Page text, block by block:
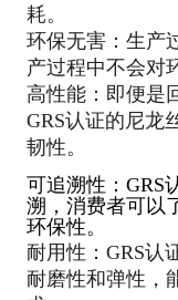
耗。
环保无害：生产
产过程中不会对
高性能：即便是
GRS认证的尼龙
韧性。
可追溯性：GRS
溯，消费者可以
环保性。
耐用性：GRS认
耐磨性和弹性，